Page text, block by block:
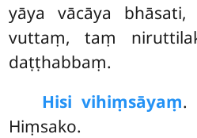
yāya vācāya bhāsati,
vuttaṃ, taṃ
daṭṭhabbaṃ.
Hisi vihiṃsāyaṃ.
Hiṃsako.